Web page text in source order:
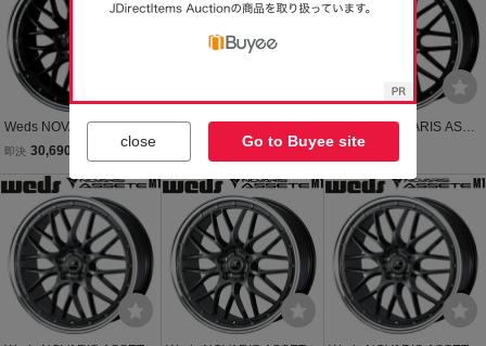
Weds NOVARIS ASSETE
M1 ブラック/リムポリッ
シュ 1本 8.0J-19インチ 5
H/PCD114.3+35 ハブ径:7
即決 30,690
ウェッズ NOVARIS ASSE
TE M1 ブラック/リムポリ
ッシュ 1本 8.0J-19 5/114.
3+45 ハブ径:73φ
ウェッズ NOVARIS ASSE
TE M1 ブラック/リムポリ
ッシュ 1本 8.0J-19 5/114.
3+35 ハブ径:73φ
30,690
close Go to Buyee site